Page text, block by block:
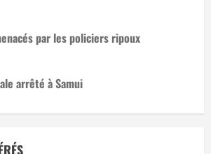
par les policiers ripoux
arrêté à Samui